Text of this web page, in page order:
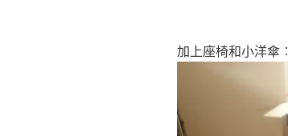
加上座椅和小洋傘︰